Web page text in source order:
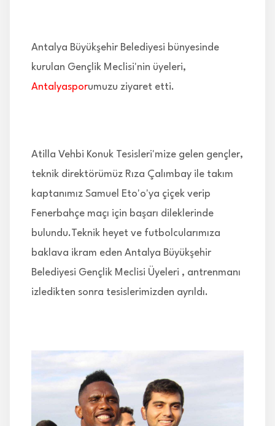
Antalya Büyükşehir Belediyesi bünyesinde
kurulan Gençlik Meclisi'nin üyeleri,
Antalyasporumuzu ziyaret etti.
Atilla Vehbi Konuk Tesisleri'mize gelen gençler,
teknik direktörümüz Rıza Çalımbay ile takım
kaptanımız Samuel Eto'o'ya çiçek verip
Fenerbahçe maçı için başarı dileklerinde
bulundu.Teknik heyet ve futbolcularımıza
baklava ikram eden Antalya Büyükşehir
Belediyesi Gençlik Meclisi Üyeleri , antrenmanı
izledikten sonra tesislerimizden ayrıldı.